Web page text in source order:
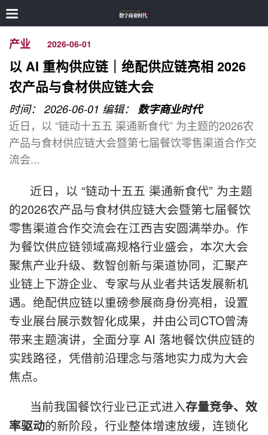
产业 2026-06-01
以 AI 重构供应链｜绝配供应链亮相 2026
农产品与食材供应链大会
时间： 2026-06-01 编辑： 数字商业时代
近日，以 “链动十五五 渠通新食代” 为主题的2026农
产品与食材供应链大会暨第七届餐饮零售渠道合作交
流会...
近日，以 “链动十五五 渠通新食代” 为主题
的2026农产品与食材供应链大会暨第七届餐饮
零售渠道合作交流会在江西吉安圆满举办。作
为餐饮供应链领域高规格行业盛会，本次大会
聚焦产业升级、数智创新与渠道协同，汇聚产
业链上下游企业、专家与从业者共话发展新机
遇。绝配供应链以重磅参展商身份亮相，设置
专业展台展示数智化成果，并由公司CTO曾涛
带来主题演讲，全面分享 AI 落地餐饮供应链的
实践路径，凭借前沿理念与落地实力成为大会
焦点。
当前我国餐饮行业已正式进入存量竞争、效
率驱动的新阶段，行业整体增速放缓，连锁化